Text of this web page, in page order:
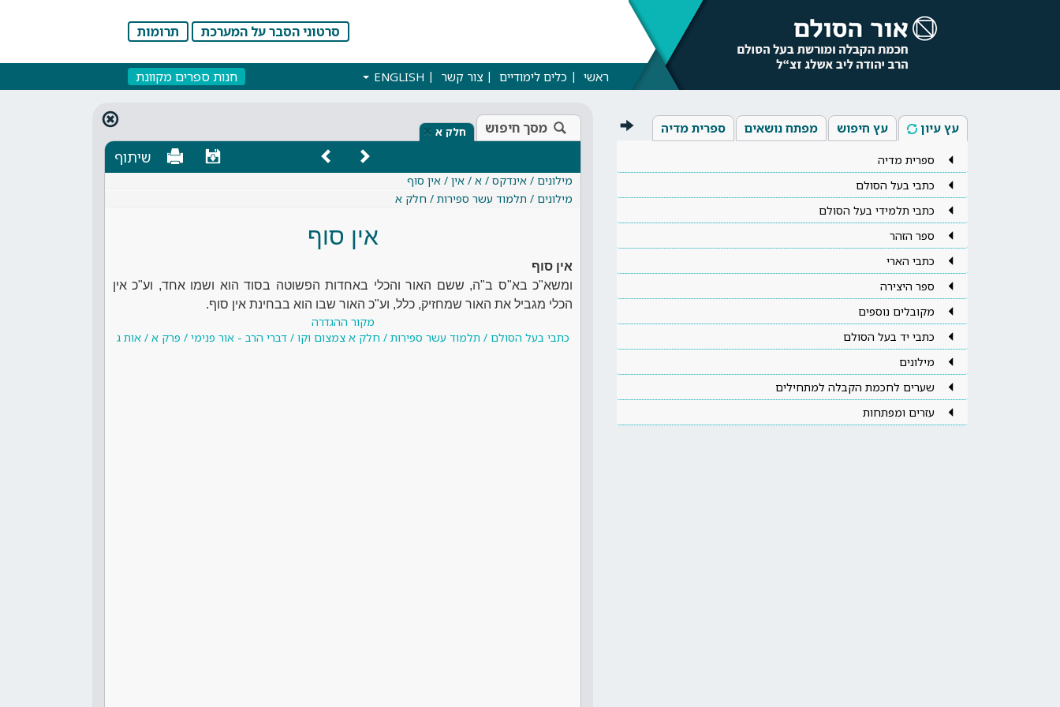
סרטוני הסבר על המערכת תרומות
ראשי כלים לימודיים צור קשר ENGLISH חנות ספרים מקוונת
עץ עיון עץ חיפוש מפתח נושאים ספרית מדיה
ספרית מדיה
כתבי בעל הסולם
כתבי תלמידי בעל הסולם
ספר הזהר
כתבי הארי
ספר היצירה
מקובלים נוספים
כתבי יד בעל הסולם
מילונים
שערים לחכמת הקבלה למתחילים
עזרים ומפתחות
מסך חיפוש חלק א ×
שיתוף
מילונים / אינדקס / א / אין / אין סוף
מילונים / תלמוד עשר ספירות / חלק א
אין סוף
אין סוף
ומשא"כ בא"ס ב"ה, ששם האור והכלי באחדות הפשוטה בסוד הוא ושמו אחד, וע"כ אין
הכלי מגביל את האור שמחזיק, כלל, וע"כ האור שבו הוא בבחינת אין סוף.
מקור ההגדרה
כתבי בעל הסולם / תלמוד עשר ספירות / חלק א צמצום וקו / דברי הרב - אור פנימי / פרק א / אות ג